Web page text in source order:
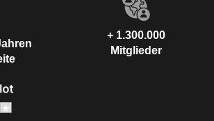
+ 1.300.000
Mitglieder